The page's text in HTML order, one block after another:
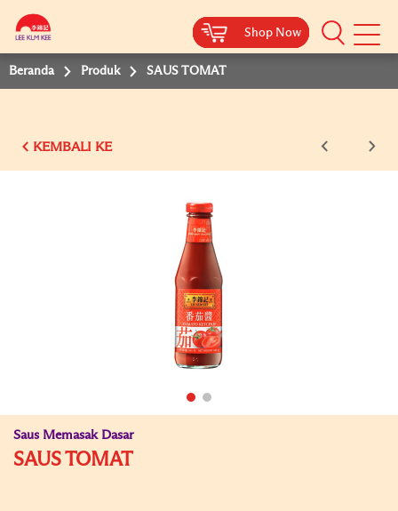
Shop Now
Shop Now
Shop Now
Shop Now
Shop Now
Beranda Produk SAUS TOMAT
KEMBALI KE
Saus Memasak Dasar
SAUS TOMAT